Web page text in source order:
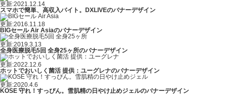
更新:2021.12.14
スマホで簡単、高収入バイト。DXLIVEのバナーデザイン
更新:2016.11.18
BIGセール Air Asiaのバナーデザイン
更新:2019.3.13
全身医療脱毛5回 全身25ヶ所のバナーデザイン
更新:2022.12.6
ホットでおいしく菌活 提供：ユーグレナのバナーデザイン
更新:2020.4.6
KOSE 守れ！すっぴん。雪肌精の日やけ止めジェルのバナーデザイン